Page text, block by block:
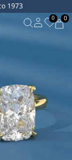
1973
0 0